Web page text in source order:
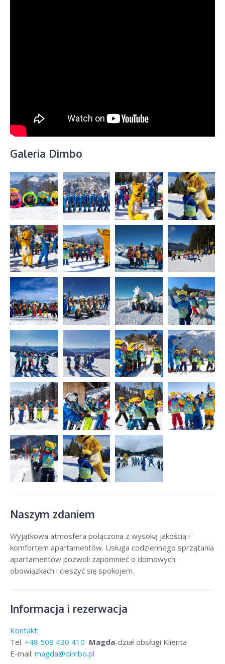
Galeria Dimbo
Naszym zdaniem
Wyjątkowa atmosfera połączona z wysoką jakością i
komfortem apartamentów. Usługa codziennego sprzątania
apartamentów pozwoli zapomnieć o domowych
obowiązkach i cieszyć się spokojem.
Informacja i rezerwacja
Kontakt:
Tel. +48 508 430 410 Magda-dział obsługi Klienta
E-mail: magda@dimbo.pl